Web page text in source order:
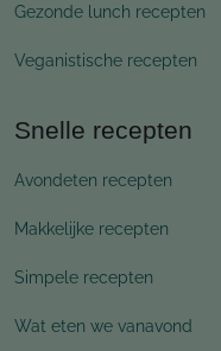
Gezonde lunch recepten
Veganistische recepten
Snelle recepten
Avondeten recepten
Makkelijke recepten
Simpele recepten
Wat eten we vanavond